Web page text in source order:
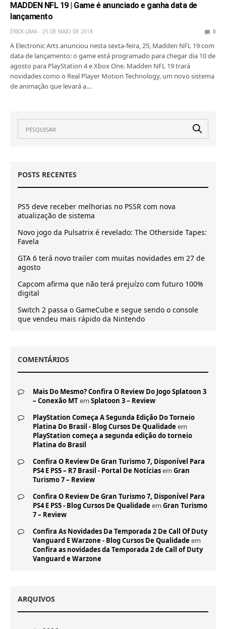
MADDEN NFL 19 | Game é anunciado e ganha data de
lançamento
ÉRICK LIMA 25 DE MAIO DE 2018 0
A Electronic Arts anunciou nesta sexta-feira, 25, Madden NFL 19 com
data de lançamento: o game está programado para chegar dia 10 de
agosto para PlayStation 4 e Xbox One. Madden NFL 19 trará
novidades como o Real Player Motion Technology, um novo sistema
de animação que levará a…
POSTS RECENTES
PS5 deve receber melhorias no PSSR com nova
atualização de sistema
Novo jogo da Pulsatrix é revelado: The Otherside Tapes:
Favela
GTA 6 terá novo trailer com muitas novidades em 27 de
agosto
Capcom afirma que não terá prejuízo com futuro 100%
digital
Switch 2 passa o GameCube e segue sendo o console
que vendeu mais rápido da Nintendo
COMENTÁRIOS
Mais Do Mesmo? Confira O Review Do Jogo Splatoon 3
– Conexão MTem Splatoon 3 – Review
PlayStation Começa A Segunda Edição Do Torneio
Platina Do Brasil - Blog Cursos De Qualidade em
PlayStation começa a segunda edição do torneio
Platina do Brasil
Confira O Review De Gran Turismo 7, Disponível Para
PS4 E PS5 – R7 Brasil - Portal De Notíciasem Gran
Turismo 7 – Review
Confira O Review De Gran Turismo 7, Disponível Para
PS4 E PS5 - Blog Cursos De Qualidade em Gran Turismo
7 – Review
Confira As Novidades Da Temporada 2 De Call Of Duty
Vanguard E Warzone - Blog Cursos De Qualidade em
Confira as novidades da Temporada 2 de Call of Duty
Vanguard e Warzone
ARQUIVOS